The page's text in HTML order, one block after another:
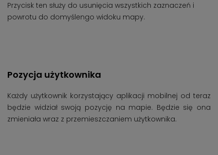
Przycisk ten służy do usunięcia wszystkich zaznaczeń i
powrotu do domyślengo widoku mapy.
Pozycja użytkownika
Każdy użytkownik korzystający aplikacji mobilnej od teraz
będzie widział swoją pozycję na mapie. Będzie się ona
zmieniała wraz z przemieszczaniem użytkownika.